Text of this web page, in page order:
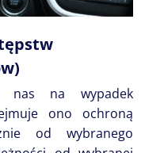
nas na wypadek
ono ochroną
od wybranego